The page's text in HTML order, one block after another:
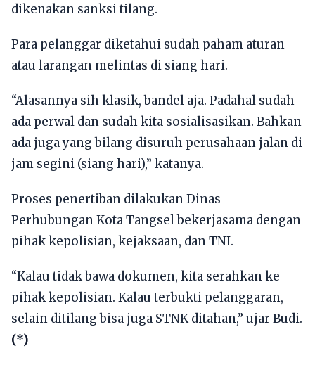
dikenakan sanksi tilang.
Para pelanggar diketahui sudah paham aturan
atau larangan melintas di siang hari.
“Alasannya sih klasik, bandel aja. Padahal sudah
ada perwal dan sudah kita sosialisasikan. Bahkan
ada juga yang bilang disuruh perusahaan jalan di
jam segini (siang hari),” katanya.
Proses penertiban dilakukan Dinas
Perhubungan Kota Tangsel bekerjasama dengan
pihak kepolisian, kejaksaan, dan TNI.
“Kalau tidak bawa dokumen, kita serahkan ke
pihak kepolisian. Kalau terbukti pelanggaran,
selain ditilang bisa juga STNK ditahan,” ujar Budi.
(*)